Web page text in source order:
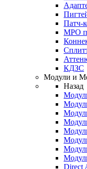
Патч-
MPO
КДЗС
Модули и
Назад
Direct